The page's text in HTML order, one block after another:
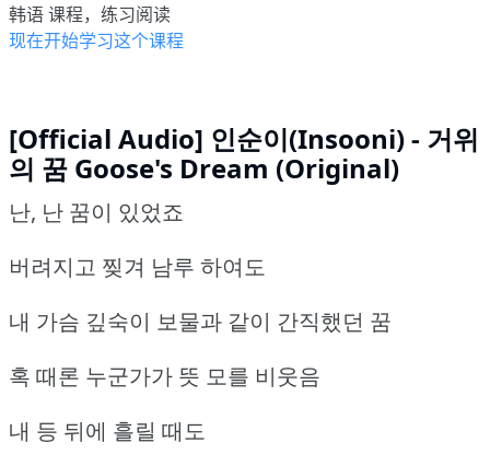
韩语 课程，练习阅读
现在开始学习这个课程
[Official Audio] 인순이(Insooni) - 거위
의 꿈 Goose's Dream (Original)
난, 난 꿈이 있었죠
버려지고 찢겨 남루 하여도
내 가슴 깊숙이 보물과 같이 간직했던 꿈
혹 때론 누군가가 뜻 모를 비웃음
내 등 뒤에 흘릴 때도